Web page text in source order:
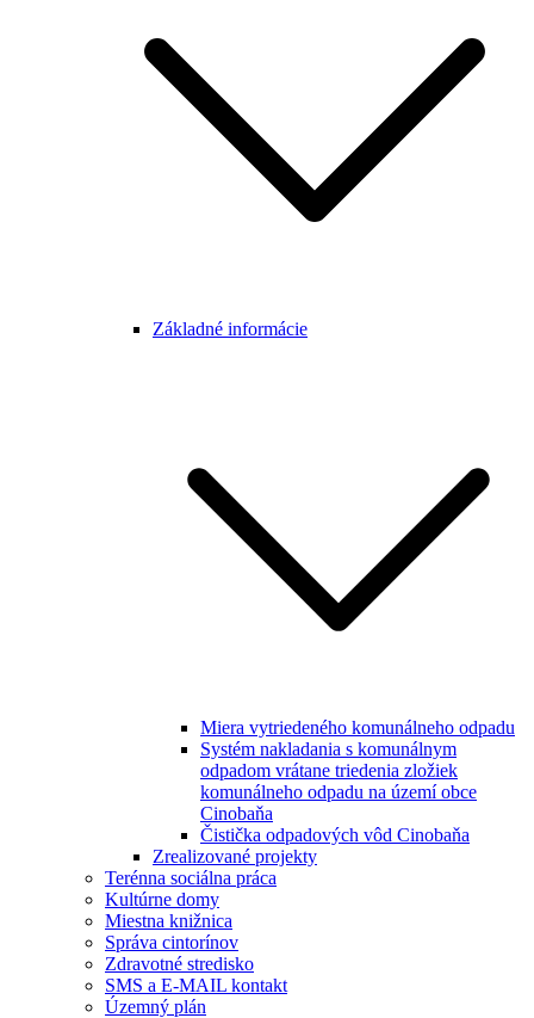
Základné informácie
Miera vytriedeného komunálneho odpadu
Systém nakladania s komunálnym
odpadom vrátane triedenia zložiek
komunálneho odpadu na území obce
Cinobaňa
Čistička odpadových vôd Cinobaňa
Zrealizované projekty
Terénna sociálna práca
Kultúrne domy
Miestna knižnica
Správa cintorínov
Zdravotné stredisko
SMS a E-MAIL kontakt
Územný plán